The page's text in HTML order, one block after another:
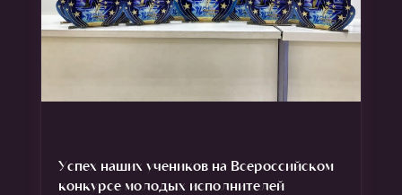
Успех наших учеников на Всероссийском
конкурсе молодых исполнителей